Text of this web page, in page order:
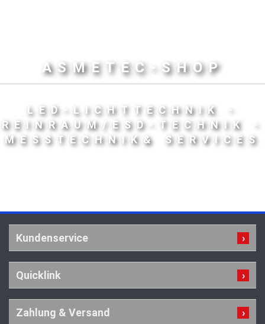
ASMETEC-SHOP
LED-LICHTTECHNIK -
REINRAUM/ESD-TECHNIK -
MESSTECHNIK& SERVICES
Kundenservice
Quicklink
Zahlung & Versand